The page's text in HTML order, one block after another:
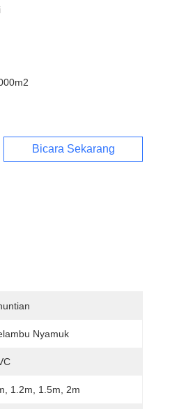
Bicara Sekarang
Nyamuk
1.2m, 1.5m, 2m